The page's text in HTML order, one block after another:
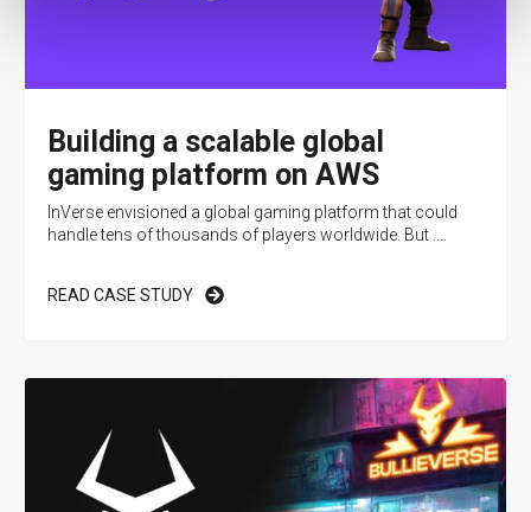
Building a scalable global
gaming platform on AWS
InVerse envisioned a global gaming platform that could
handle tens of thousands of players worldwide. But ....
READ CASE STUDY